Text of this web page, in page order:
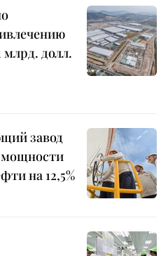
долл.
завод
мощности
на 12,5%